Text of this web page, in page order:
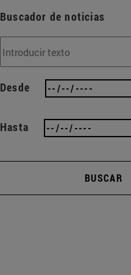
Buscador de noticias
Desde
Hasta
BUSCAR